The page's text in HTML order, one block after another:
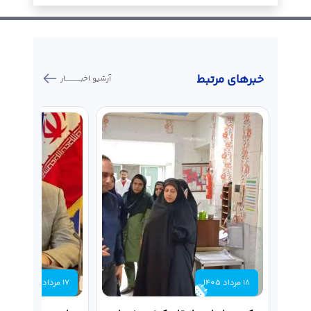
خبر‌های مرتبط آرشیو اخبـــــــــــار
18 مرداد 1405 17 مرداد 1405